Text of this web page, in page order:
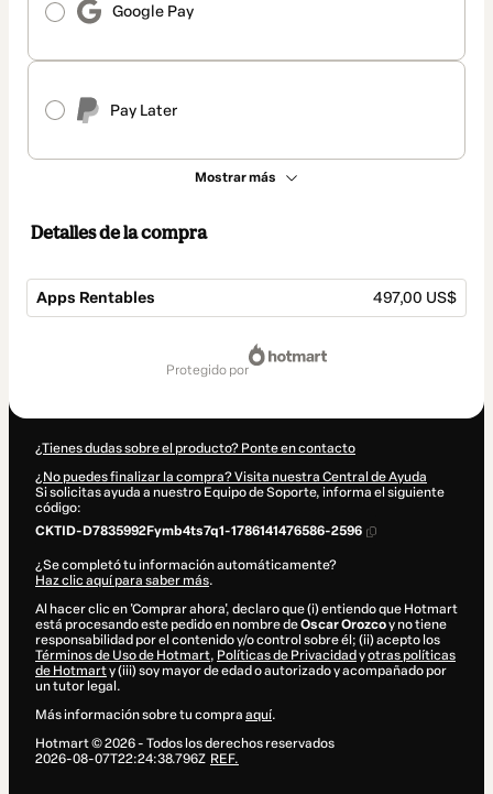
Google Pay
Pay Later
Mostrar más
Detalles de la compra
Apps Rentables 497,00 US$
protegido por
¿Tienes dudas sobre el producto? Ponte en contacto
¿No puedes finalizar la compra? Visita nuestra Central de Ayuda
Si solicitas ayuda a nuestro Equipo de Soporte, informa el siguiente
código:
CKTID-D7835992Fymb4ts7q1-1786141476586-2596
¿Se completó tu información automáticamente?
Haz clic aquí para saber más.
Al hacer clic en 'Comprar ahora', declaro que (i) entiendo que Hotmart
está procesando este pedido en nombre deOscar Orozcoy no tiene
responsabilidad por el contenido y/o control sobre él; (ii) acepto los
Términos de Uso de Hotmart, Políticas de Privacidad yotras políticas
de Hotmarty (iii) soy mayor de edad o autorizado y acompañado por
un tutor legal.
Más información sobre tu compra aquí.
Hotmart ©2026- Todos los derechos reservados
2026-08-07T22:24:38.796Z REF.